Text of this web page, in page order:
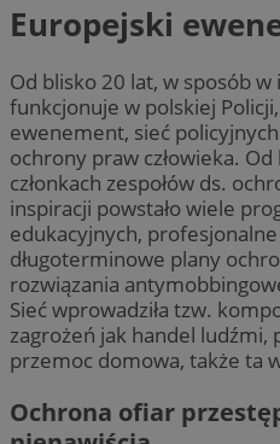
Europejski
Od blisko 20 lat, w sposób
funkcjonuje w polskiej
ewenement, sieć
ochrony praw człowieka.
członkach zespołów ds.
inspiracji powstało wiele
edukacyjnych,
długoterminowe plany
rozwiązania
Sieć wprowadziła tzw.
zagrożeń jak handel ludźmi,
przemoc domowa, także ta
Ochrona ofiar